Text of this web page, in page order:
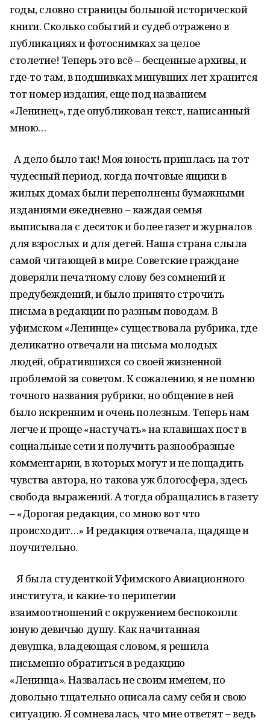
годы, словно страницы большой исторической
книги. Сколько событий и судеб отражено в
публикациях и фотоснимках за целое
столетие! Теперь это всё – бесценные архивы, и
где-то там, в подшивках минувших лет хранится
тот номер издания, еще под названием
«Ленинец», где опубликован текст, написанный
мною…
А дело было так! Моя юность пришлась на тот
чудесный период, когда почтовые ящики в
жилых домах были переполнены бумажными
изданиями ежедневно – каждая семья
выписывала с десяток и более газет и журналов
для взрослых и для детей. Наша страна слыла
самой читающей в мире. Советские граждане
доверяли печатному слову без сомнений и
предубеждений, и было принято строчить
письма в редакции по разным поводам. В
уфимском «Ленинце» существовала рубрика, где
деликатно отвечали на письма молодых
людей, обратившихся со своей жизненной
проблемой за советом. К сожалению, я не помню
точного названия рубрики, но общение в ней
было искренним и очень полезным. Теперь нам
легче и проще «настучать» на клавишах пост в
социальные сети и получить разнообразные
комментарии, в которых могут и не пощадить
чувства автора, но такова уж блогосфера, здесь
свобода выражений. А тогда обращались в газету
– «Дорогая редакция, со мною вот что
происходит…» И редакция отвечала, щадяще и
поучительно.
Я была студенткой Уфимского Авиационного
института, и какие-то перипетии
взаимоотношений с окружением беспокоили
юную девичью душу. Как начитанная
девушка, владеющая словом, я решила
письменно обратиться в редакцию
«Ленинца». Назвалась не своим именем, но
довольно тщательно описала саму себя и свою
ситуацию. Я сомневалась, что мне ответят – ведь